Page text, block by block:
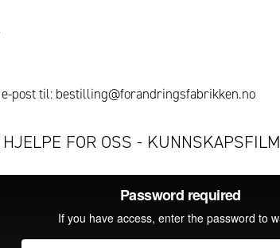
post til: bestilling@forandringsfabrikken.no
FOR OSS - KUNNSKAPSFILM